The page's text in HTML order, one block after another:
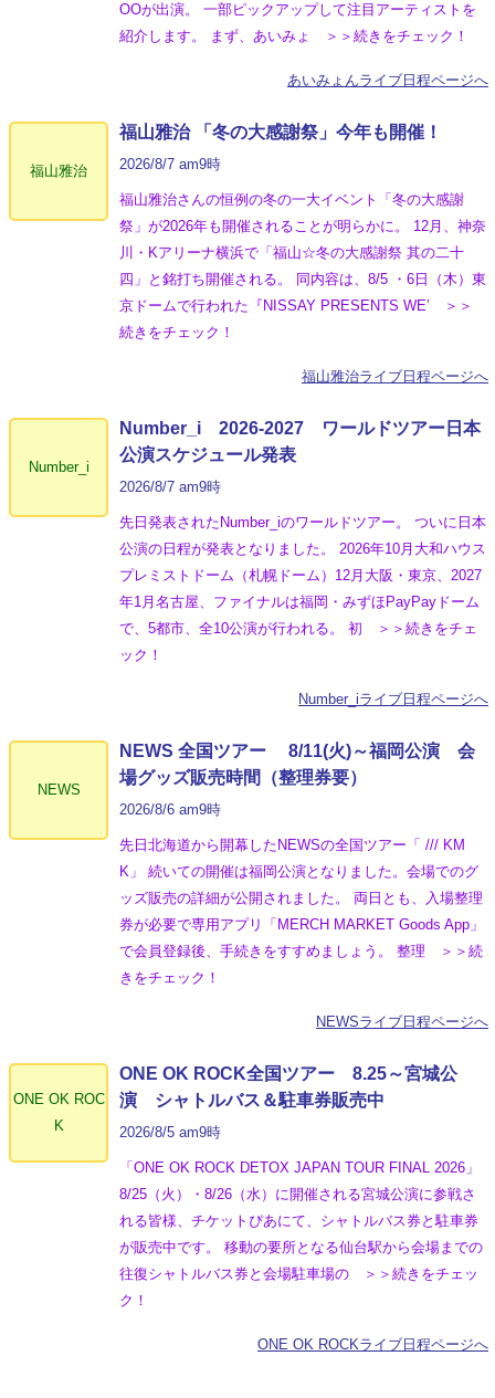
OOが出演。 一部ピックアップして注目アーティストを
紹介します。 まず、あいみょ ＞＞続きをチェック！
あいみょんライブ日程ページへ
福山雅治
福山雅治 「冬の⼤感謝祭」今年も開催！
2026/8/7 am9時
福山雅治さんの恒例の冬の一大イベント「冬の⼤感謝
祭」が2026年も開催されることが明らかに。 12月、神奈
川・Kアリーナ横浜で「福山☆冬の大感謝祭 其の二十
四」と銘打ち開催される。 同内容は、8/5 ・6日（木）東
京ドームで行われた『NISSAY PRESENTS WE’ ＞＞
続きをチェック！
福山雅治ライブ日程ページへ
Number_i
Number_i 2026‐2027 ワールドツアー日本
公演スケジュール発表
2026/8/7 am9時
先日発表されたNumber_iのワールドツアー。 ついに日本
公演の日程が発表となりました。 2026年10月大和ハウス
プレミストドーム（札幌ドーム）12月大阪・東京、2027
年1月名古屋、ファイナルは福岡・みずほPayPayドーム
で、5都市、全10公演が行われる。 初 ＞＞続きをチェ
ック！
Number_iライブ日程ページへ
NEWS
NEWS 全国ツアー 8/11(火)～福岡公演 会
場グッズ販売時間（整理券要）
2026/8/6 am9時
先日北海道から開幕したNEWSの全国ツアー「 /// KM
K」 続いての開催は福岡公演となりました。会場でのグ
ッズ販売の詳細が公開されました。 両日とも、入場整理
券が必要で専用アプリ「MERCH MARKET Goods App」
で会員登録後、手続きをすすめましょう。 整理 ＞＞続
きをチェック！
NEWSライブ日程ページへ
ONE OK ROC
K
ONE OK ROCK全国ツアー 8.25～宮城公
演 シャトルバス＆駐車券販売中
2026/8/5 am9時
「ONE OK ROCK DETOX JAPAN TOUR FINAL 2026」
8/25（火）・8/26（水）に開催される宮城公演に参戦さ
れる皆様、チケットぴあにて、シャトルバス券と駐車券
が販売中です。 移動の要所となる仙台駅から会場までの
往復シャトルバス券と会場駐車場の ＞＞続きをチェッ
ク！
ONE OK ROCKライブ日程ページへ